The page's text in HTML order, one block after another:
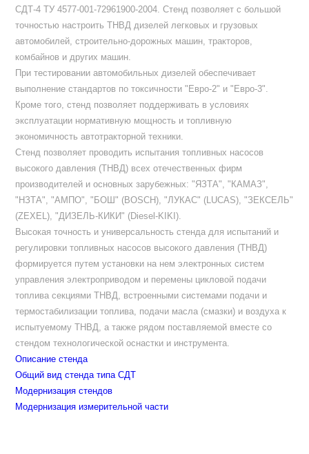
СДТ-4 ТУ 4577-001-72961900-2004. Стенд позволяет с большой
точностью настроить ТНВД дизелей легковых и грузовых
автомобилей, строительно-дорожных машин, тракторов,
комбайнов и других машин.
При тестировании автомобильных дизелей обеспечивает
выполнение стандартов по токсичности "Евро-2" и "Евро-3".
Кроме того, стенд позволяет поддерживать в условиях
эксплуатации нормативную мощность и топливную
экономичность автотракторной техники.
Стенд позволяет проводить испытания топливных насосов
высокого давления (ТНВД) всех отечественных фирм
производителей и основных зарубежных: "ЯЗТА", "КАМАЗ",
"НЗТА", "АМПО", "БОШ" (BOSCH), "ЛУКАС" (LUCAS), "ЗЕКСЕЛЬ"
(ZEXEL), "ДИЗЕЛЬ-КИКИ" (Diesel-KIKI).
Высокая точность и универсальность стенда для испытаний и
регулировки топливных насосов высокого давления (ТНВД)
формируется путем установки на нем электронных систем
управления электроприводом и перемены цикловой подачи
топлива секциями ТНВД, встроенными системами подачи и
термостабилизации топлива, подачи масла (смазки) и воздуха к
испытуемому ТНВД, а также рядом поставляемой вместе со
стендом технологической оснастки и инструмента.
Описание стенда
Общий вид стенда типа СДТ
Модернизация стендов
Модернизация измерительной части